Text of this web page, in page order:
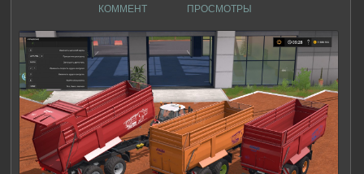
КОММЕНТ ПРОСМОТРЫ